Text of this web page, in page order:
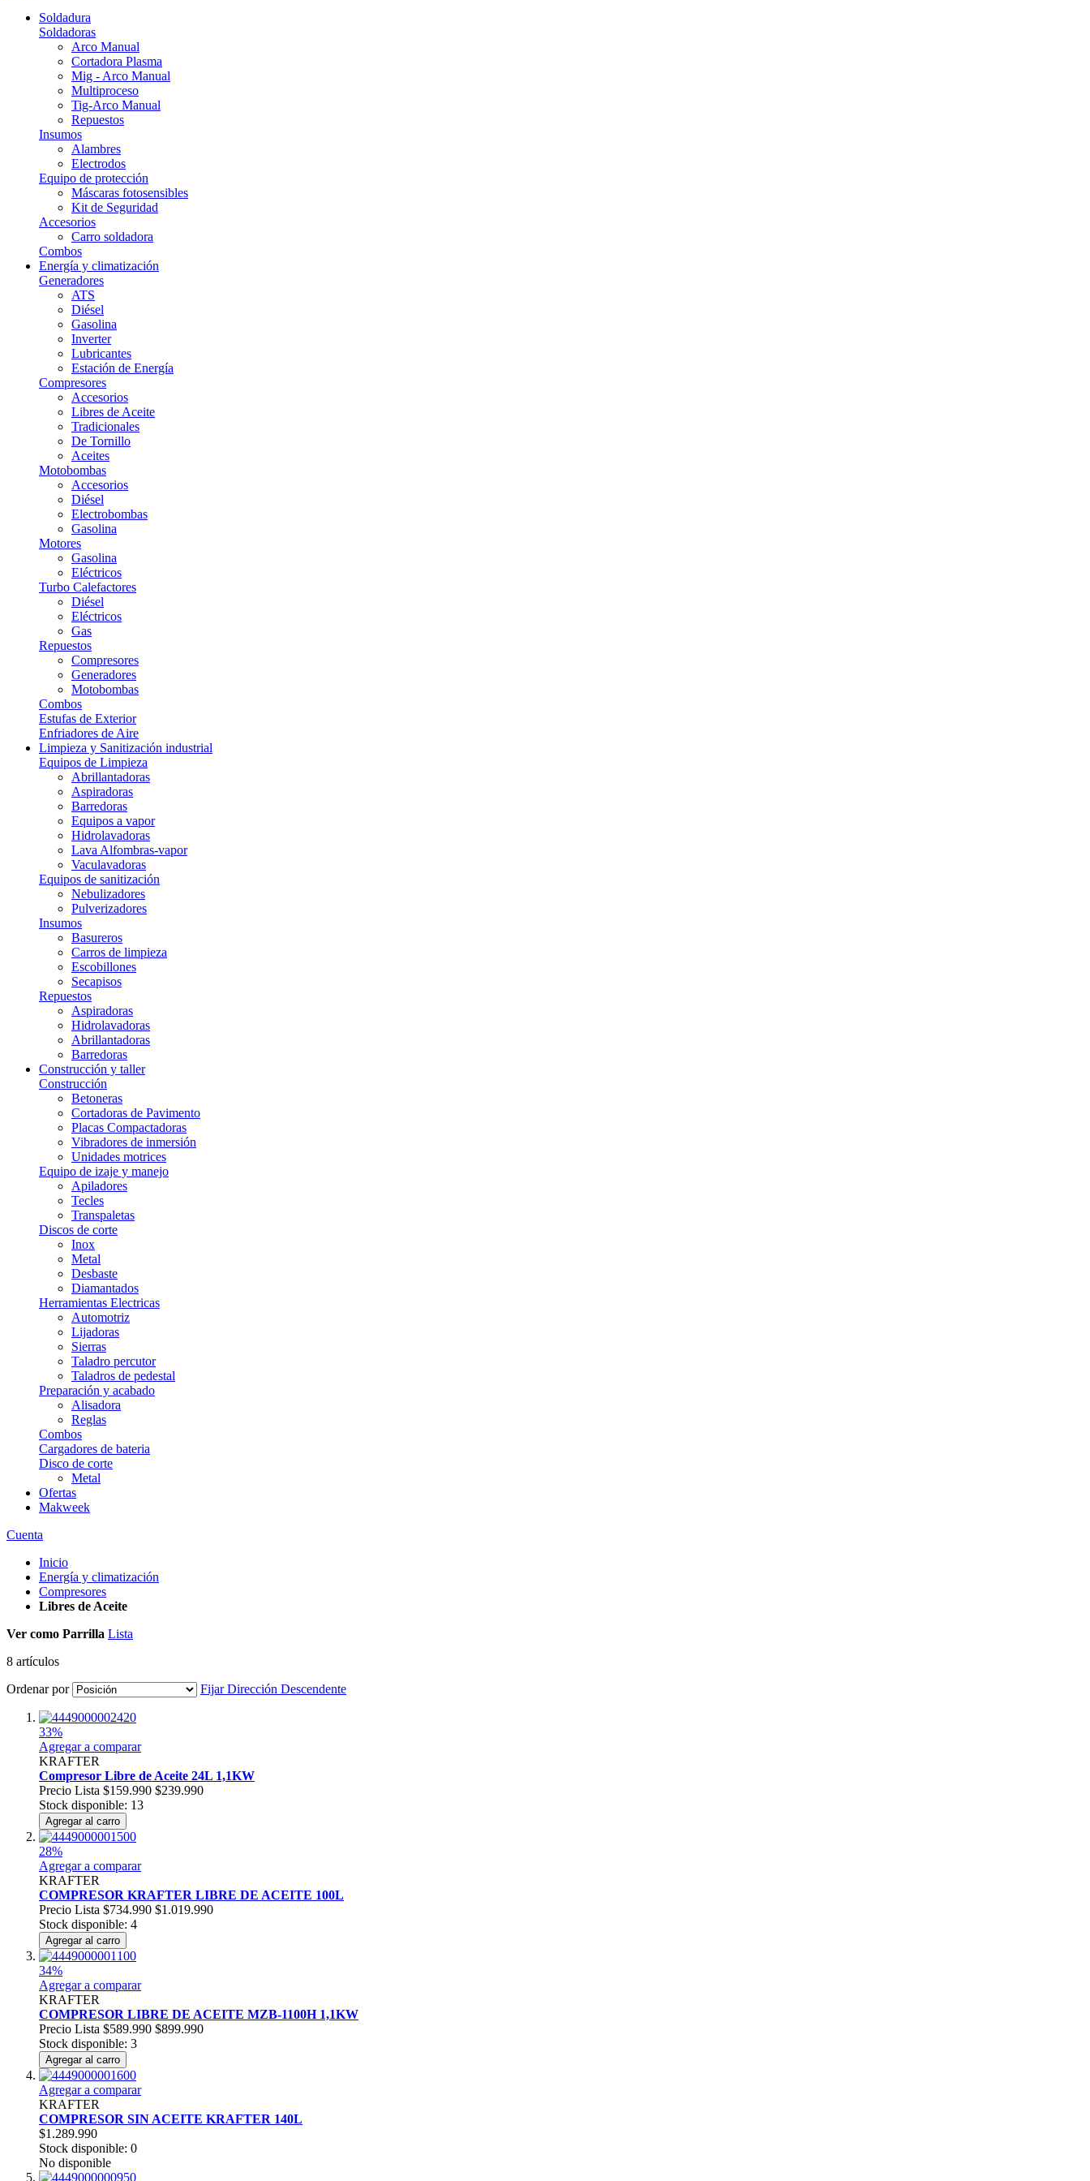
Soldadura
Soldadoras
Arco Manual
Cortadora Plasma
Mig - Arco Manual
Multiproceso
Tig-Arco Manual
Repuestos
Insumos
Alambres
Electrodos
Equipo de protección
Máscaras fotosensibles
Kit de Seguridad
Accesorios
Carro soldadora
Combos
Energía y climatización
Generadores
ATS
Diésel
Gasolina
Inverter
Lubricantes
Estación de Energía
Compresores
Accesorios
Libres de Aceite
Tradicionales
De Tornillo
Aceites
Motobombas
Accesorios
Diésel
Electrobombas
Gasolina
Motores
Gasolina
Eléctricos
Turbo Calefactores
Diésel
Eléctricos
Gas
Repuestos
Compresores
Generadores
Motobombas
Combos
Estufas de Exterior
Enfriadores de Aire
Limpieza y Sanitización industrial
Equipos de Limpieza
Abrillantadoras
Aspiradoras
Barredoras
Equipos a vapor
Hidrolavadoras
Lava Alfombras-vapor
Vaculavadoras
Equipos de sanitización
Nebulizadores
Pulverizadores
Insumos
Basureros
Carros de limpieza
Escobillones
Secapisos
Repuestos
Aspiradoras
Hidrolavadoras
Abrillantadoras
Barredoras
Construcción y taller
Construcción
Betoneras
Cortadoras de Pavimento
Placas Compactadoras
Vibradores de inmersión
Unidades motrices
Equipo de izaje y manejo
Apiladores
Tecles
Transpaletas
Discos de corte
Inox
Metal
Desbaste
Diamantados
Herramientas Electricas
Automotriz
Lijadoras
Sierras
Taladro percutor
Taladros de pedestal
Preparación y acabado
Alisadora
Reglas
Combos
Cargadores de bateria
Disco de corte
Metal
Ofertas
Makweek
Cuenta
Inicio
Energía y climatización
Compresores
Libres de Aceite
Ver como Parrilla Lista
8 artículos
Ordenar por
Fijar Dirección Descendente
33%
Agregar a comparar
KRAFTER
Compresor Libre de Aceite 24L 1,1KW
Precio Lista $159.990 $239.990
Stock disponible: 13
Agregar al carro
28%
Agregar a comparar
KRAFTER
COMPRESOR KRAFTER LIBRE DE ACEITE 100L
Precio Lista $734.990 $1.019.990
Stock disponible: 4
Agregar al carro
34%
Agregar a comparar
KRAFTER
COMPRESOR LIBRE DE ACEITE MZB-1100H 1,1KW
Precio Lista $589.990 $899.990
Stock disponible: 3
Agregar al carro
Agregar a comparar
KRAFTER
COMPRESOR SIN ACEITE KRAFTER 140L
$1.289.990
Stock disponible: 0
No disponible